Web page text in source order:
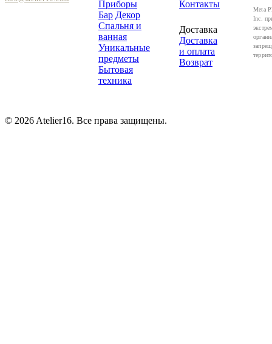
Приборы
Бар Декор
Спальня и
ванная
Уникальные
предметы
Бытовая
техника
Контакты
Доставка
Доставка
и оплата
Возврат
Meta
Inc.
© 2026 Atelier16. Все права защищены.